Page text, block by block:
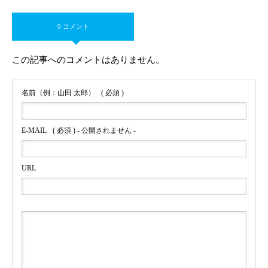
0 コメント
この記事へのコメントはありません。
名前（例：山田 太郎） ( 必須 )
E-MAIL ( 必須 ) - 公開されません -
URL